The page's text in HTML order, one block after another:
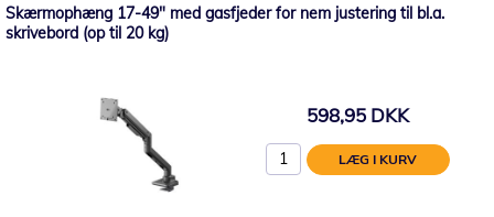
Skærmophæng 17-49" med gasfjeder for nem justering til bl.a.
skrivebord (op til 20 kg)
598,95 DKK
LÆG I KURV